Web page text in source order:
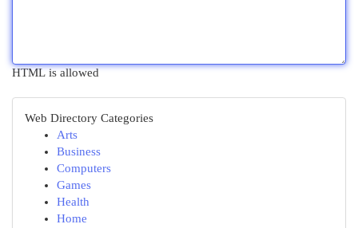
HTML is allowed
Web Directory Categories
Arts
Business
Computers
Games
Health
Home